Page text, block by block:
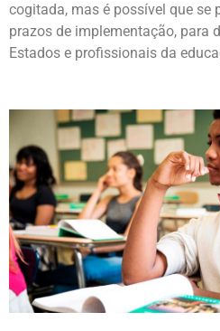
cogitada, mas é possível que se
prazos de implementação, para
Estados e profissionais da